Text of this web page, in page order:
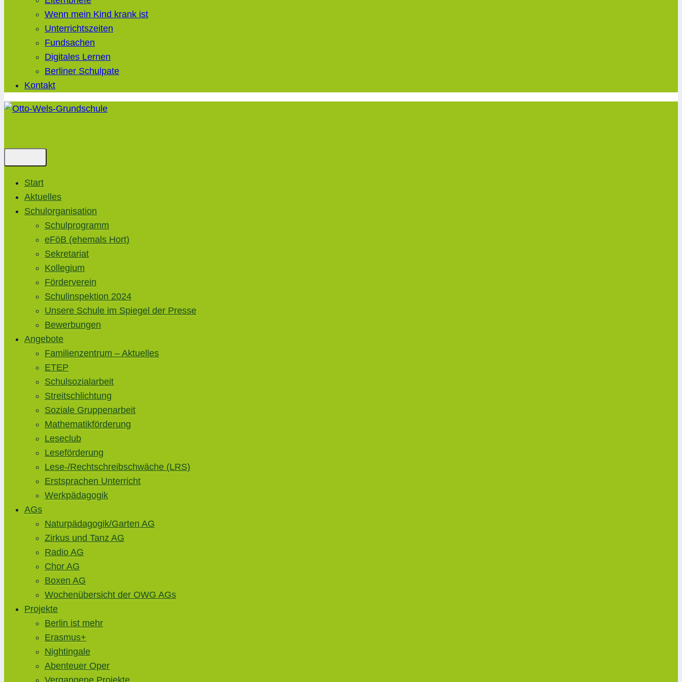
Wenn mein Kind krank ist
Unterrichtszeiten
Fundsachen
Digitales Lernen
Berliner Schulpate
Kontakt
Start
Aktuelles
Schulorganisation
Schulprogramm
eFöB (ehemals Hort)
Sekretariat
Kollegium
Förderverein
Schulinspektion 2024
Unsere Schule im Spiegel der Presse
Bewerbungen
Angebote
Familienzentrum – Aktuelles
ETEP
Schulsozialarbeit
Streitschlichtung
Soziale Gruppenarbeit
Mathematikförderung
Leseclub
Leseförderung
Lese-/Rechtschreibschwäche (LRS)
Erstsprachen Unterricht
Werkpädagogik
AGs
Naturpädagogik/Garten AG
Zirkus und Tanz AG
Radio AG
Chor AG
Boxen AG
Wochenübersicht der OWG AGs
Projekte
Berlin ist mehr
Erasmus+
Nightingale
Abenteuer Oper
Vergangene Projekte